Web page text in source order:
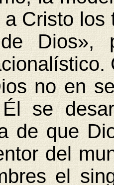
a Cristo
Dios»,
no en
se
de que
del
el